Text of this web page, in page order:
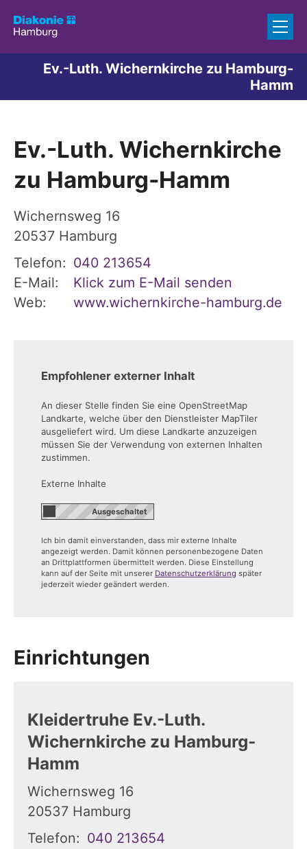
Ev.-Luth. Wichernkirche zu Hamburg-
Hamm
Ev.-Luth. Wichernkirche
zu Hamburg-Hamm
Wichernsweg 16
20537 Hamburg
Telefon: 040 213654
E-Mail:
Klick zum E-Mail senden
Web:
www.wichernkirche-hamburg.de
Empfohlener externer Inhalt
An dieser Stelle finden Sie eine OpenStreetMap
Landkarte, welche über den Dienstleister MapTiler
ausgeliefert wird. Um diese Landkarte anzuzeigen
müssen Sie der Verwendung von externen Inhalten
zustimmen.
Externe Inhalte
Ich bin damit einverstanden, dass mir externe Inhalte
angezeigt werden. Damit können personenbezogene Daten
an Drittplattformen übermittelt werden. Diese Einstellung
kann auf der Seite mit unserer Datenschutzerklärung später
jederzeit wieder geändert werden.
Einrichtungen
Kleidertruhe Ev.-Luth.
Wichernkirche zu Hamburg-
Hamm
Wichernsweg 16
20537 Hamburg
Telefon: 040 213654